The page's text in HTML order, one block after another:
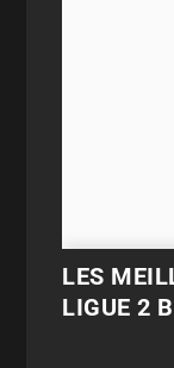
LES
LIGUE 2